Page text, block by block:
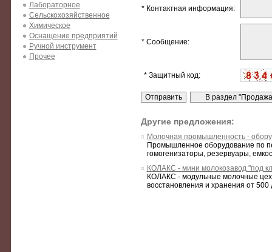
Лабораторное
Сельскохозяйственное
Химическое
Оснащение предприятий
Ручной инструмент
Прочее
* Контактная информация:
* Сообщение:
* Защитный код:
Другие предложения:
Молочная промышленность -
Промышленное оборудование по
гомогенизаторы, резервуары,
КОЛАКС - мини молокозавод "под
КОЛАКС - модульные молочные
восстановления и хранения от 500